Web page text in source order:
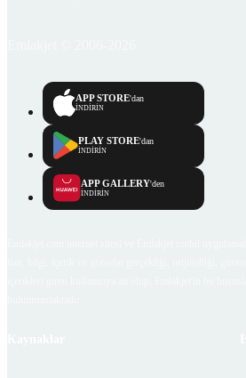
APP STORE'dan
İNDİRİN
PLAY STORE'dan
İNDİRİN
APP GALLERY'den
İNDİRİN